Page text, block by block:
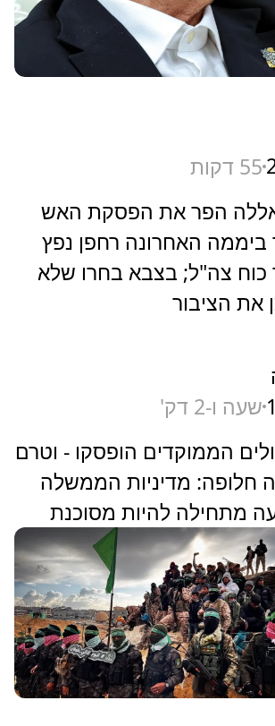
55 דקות
הפר את הפסקת האש
ביממה האחרונה רחפן נפץ
כוח צה"ל; בצבא בחרו שלא
את הציבור
שעה ו-2 דק'
הממוקדים הופסקו - וטרם
חלופה: מדיניות הממשלה
מתחילה להיות מסוכנת